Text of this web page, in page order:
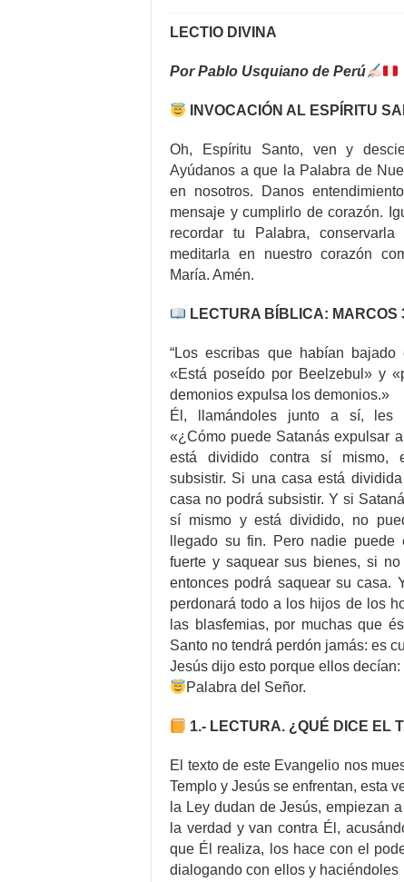
LECTIO DIVINA
Por Pablo Usquiano de Perú
INVOCACIÓN AL ESPÍRITU
Oh, Espíritu Santo, ven y
Ayúdanos a que la Palabra de
en nosotros. Danos
mensaje y cumplirlo de corazón.
recordar tu Palabra,
meditarla en nuestro corazón
María. Amén.
LECTURA BÍBLICA: MARCOS
“Los escribas que habían bajado
«Está poseído por Beelzebul» y
demonios expulsa los demonios.»
Él, llamándoles junto a sí, les
«¿Cómo puede Satanás expulsar
está dividido contra sí mismo,
subsistir. Si una casa está
casa no podrá subsistir. Y si
sí mismo y está dividido, no
llegado su fin. Pero nadie puede
fuerte y saquear sus bienes, si
entonces podrá saquear su casa.
perdonará todo a los hijos de los
las blasfemias, por muchas que
Santo no tendrá perdón jamás: es
Jesús dijo esto porque ellos
Palabra del Señor.
1.- LECTURA. ¿QUÉ DICE EL
El texto de este Evangelio nos
Templo y Jesús se enfrentan, esta
la Ley dudan de Jesús, empiezan
la verdad y van contra Él,
que Él realiza, los hace con el
dialogando con ellos y